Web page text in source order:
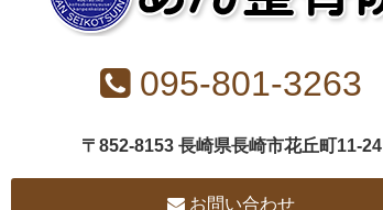
095-801-3263
〒852-8153 長崎県長崎市花丘町11-24
お問い合わせ